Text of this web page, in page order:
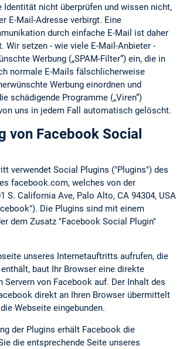
Identität nicht überprüfen und wissen nicht,
E-Mail-Adresse verbirgt. Eine
durch einfache E-Mail ist daher
Wir setzen - wie viele E-Mail-Anbieter -
Werbung („SPAM-Filter“) ein, die in
normale E-Mails fälschlicherweise
Werbung einordnen und
schädigende Programme („Viren“)
uns in jedem Fall automatisch gelöscht.
von Facebook Social
verwendet Social Plugins ("Plugins") des
facebook.com, welches von der
S. California Ave, Palo Alto, CA 94304, USA
Die Plugins sind mit einem
dem Zusatz "Facebook Social Plugin"
unseres Internetauftritts aufrufen, die
baut Ihr Browser eine direkte
Servern von Facebook auf. Der Inhalt des
direkt an Ihren Browser übermittelt
Webseite eingebunden.
der Plugins erhält Facebook die
die entsprechende Seite unseres